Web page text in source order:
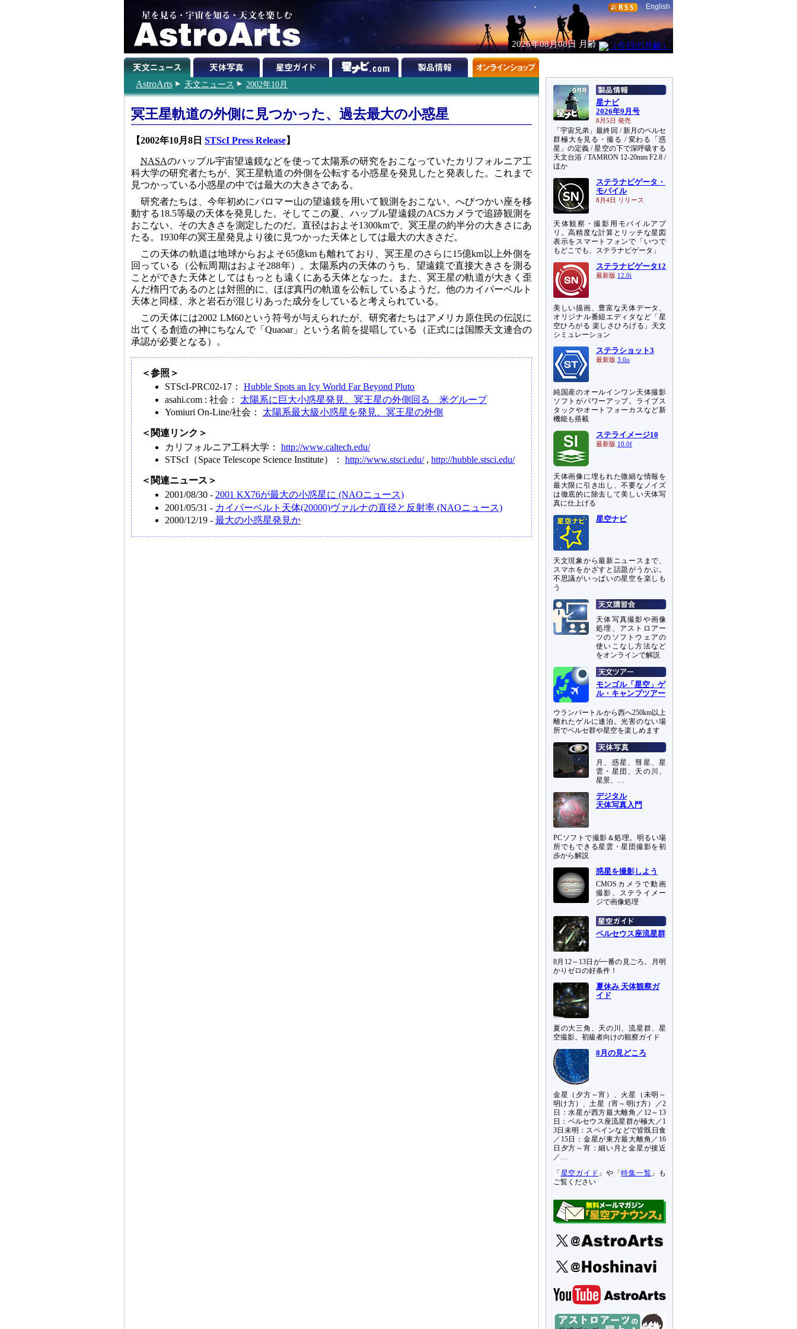
English
2026年08月08日 月齢
AstroArts 天文ニュース 2002年10月
冥王星軌道の外側に見つかった、過去最大の小惑星
【2002年10月8日 STScI Press Release】
NASAのハッブル宇宙望遠鏡などを使って太陽系の研究をおこなっていたカリフォルニア工
科大学の研究者たちが、冥王星軌道の外側を公転する小惑星を発見したと発表した。これまで
見つかっている小惑星の中では最大の大きさである。
研究者たちは、今年初めにパロマー山の望遠鏡を用いて観測をおこない、へびつかい座を移
動する18.5等級の天体を発見した。そしてこの夏、ハッブル望遠鏡のACSカメラで追跡観測を
おこない、その大きさを測定したのだ。直径はおよそ1300kmで、冥王星の約半分の大きさにあ
たる。1930年の冥王星発見より後に見つかった天体としては最大の大きさだ。
この天体の軌道は地球からおよそ65億kmも離れており、冥王星のさらに15億km以上外側を
回っている（公転周期はおよそ288年）。太陽系内の天体のうち、望遠鏡で直接大きさを測る
ことができた天体としてはもっとも遠くにある天体となった。また、冥王星の軌道が大きく歪
んだ楕円であるのとは対照的に、ほぼ真円の軌道を公転しているようだ。他のカイパーベルト
天体と同様、氷と岩石が混じりあった成分をしていると考えられている。
この天体には2002 LM60という符号が与えられたが、研究者たちはアメリカ原住民の伝説に
出てくる創造の神にちなんで「Quaoar」という名前を提唱している（正式には国際天文連合の
承認が必要となる）。
＜参照＞
STScI-PRC02-17： Hubble Spots an Icy World Far Beyond Pluto
asahi.com : 社会： 太陽系に巨大小惑星発見、冥王星の外側回る 米グループ
Yomiuri On-Line/社会： 太陽系最大級小惑星を発見、冥王星の外側
＜関連リンク＞
カリフォルニア工科大学： http://www.caltech.edu/
STScI （Space Telescope Science Institute）： http://www.stsci.edu/, http://hubble.stsci.edu/
＜関連ニュース＞
2001/08/30 - 2001 KX76が最大の小惑星に (NAOニュース)
2001/05/31 - カイパーベルト天体(20000)ヴァルナの直径と反射率 (NAOニュース)
2000/12/19 - 最大の小惑星発見か
星ナビ
2026年9月号
8月5日 発売
「宇宙兄弟」最終回 / 新月のペルセ
群極大を見る・撮る / 変わる「惑
星」の定義 / 星空の下で深呼吸する
天文台浴 / TAMRON 12-20mm F2.8 /
ほか
ステラナビゲータ・
モバイル
8月4日 リリース
天体観察・撮影用モバイルアプ
リ。高精度な計算とリッチな星図
表示をスマートフォンで「いつで
もどこでも、ステラナビゲータ」
ステラナビゲータ12
最新版 12.0i
美しい描画、豊富な天体データ、
オリジナル番組エディタなど「星
空ひろがる 楽しさひろげる」天文
シミュレーション
ステラショット3
最新版 3.0o
純国産のオールインワン天体撮影
ソフトがパワーアップ。ライブス
タックやオートフォーカスなど新
機能も搭載
ステライメージ10
最新版 10.0f
天体画像に埋もれた微細な情報を
最大限に引き出し、不要なノイズ
は徹底的に除去して美しい天体写
真に仕上げる
星空ナビ
天文現象から最新ニュースまで、
スマホをかざすと話題がうかぶ。
不思議がいっぱいの星空を楽しも
う
天体写真撮影や画像
処理、アストロアー
ツのソフトウェアの
使いこなし方法など
をオンラインで解説
モンゴル「星空」ゲ
ル・キャンプツアー
ウランバートルから西へ250km以上
離れたゲルに連泊。光害のない場
所でペルセ群や星空を楽しめます
月、惑星、彗星、星
雲・星団、天の川、
星景、…
デジタル
天体写真入門
PCソフトで撮影＆処理。明るい場
所でもできる星雲・星団撮影を初
歩から解説
惑星を撮影しよう
CMOSカメラで動画
撮影、ステライメー
ジで画像処理
ペルセウス座流星群
8月12～13日が一番の見ごろ。月明
かりゼロの好条件！
夏休み 天体観察ガ
イド
夏の大三角、天の川、流星群、星
空撮影。初級者向けの観察ガイド
8月の見どころ
金星（夕方～宵）、火星（未明～
明け方）、土星（宵～明け方）／2
日：水星が西方最大離角／12～13
日：ペルセウス座流星群が極大／1
3日未明：スペインなどで皆既日食
／15日：金星が東方最大離角／16
日夕方～宵：細い月と金星が接近
／…
「 星空ガイド 」や「特集一覧 」も
ご覧ください